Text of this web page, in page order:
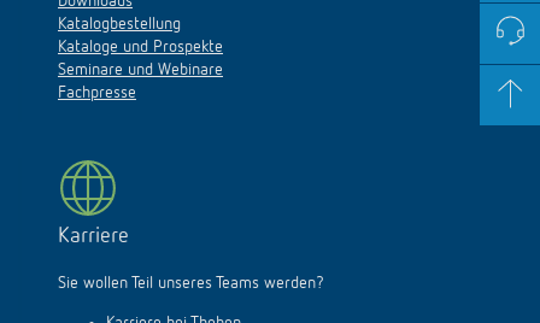
Katalogbestellung
Kataloge und Prospekte
Seminare und Webinare
Fachpresse
Karriere
Sie wollen Teil unseres Teams werden?